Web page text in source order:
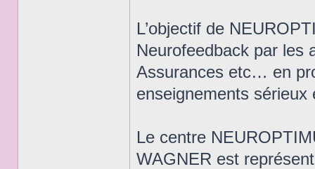
L’objectif de
Neurofeedback par les
Assurances etc… en
enseignements sérieux
Le centre
WAGNER est